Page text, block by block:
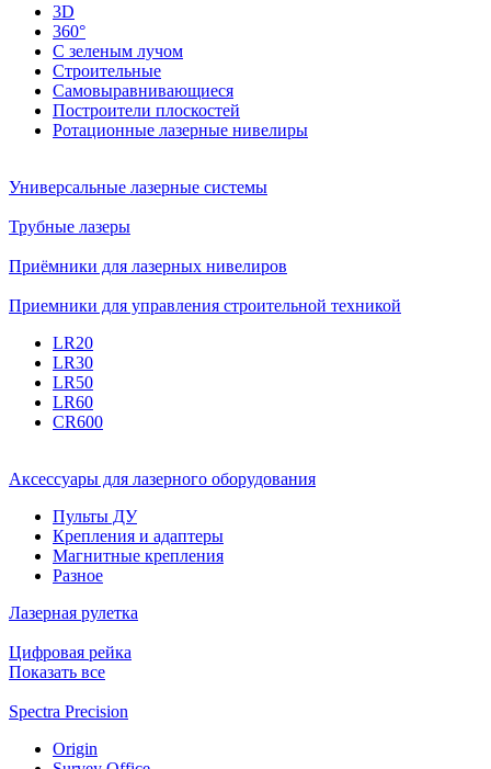
3D
360°
С зеленым лучом
Строительные
Самовыравнивающиеся
Построители плоскостей
Ротационные лазерные нивелиры
Универсальные лазерные системы
Трубные лазеры
Приёмники для лазерных нивелиров
Приемники для управления строительной техникой
LR20
LR30
LR50
LR60
CR600
Аксессуары для лазерного оборудования
Пульты ДУ
Крепления и адаптеры
Магнитные крепления
Разное
Лазерная рулетка
Цифровая рейка
Показать все
Spectra Precision
Origin